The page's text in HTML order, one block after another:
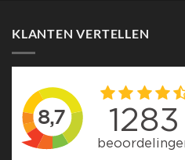
KLANTEN VERTELLEN